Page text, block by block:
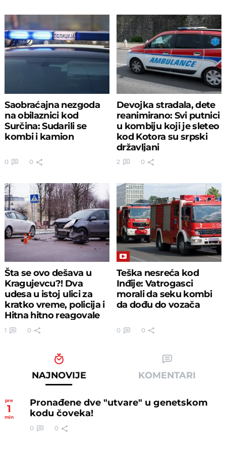
Saobraćajna nezgoda
na obilaznici kod
Surčina: Sudarili se
kombi i kamion
0 0
Devojka stradala, dete
reanimirano: Svi putnici
u kombiju koji je sleteo
kod Kotora su srpski
državljani
2 0
Šta se ovo dešava u
Kragujevcu?! Dva
udesa u istoj ulici za
kratko vreme, policija i
Hitna hitno reagovale
1 0
Teška nesreća kod
Inđije: Vatrogasci
morali da seku kombi
da dođu do vozača
0 0
NAJNOVIJE KOMENTARI
pre
1
min
Pronađene dve "utvare" u genetskom
kodu čoveka!
0 0